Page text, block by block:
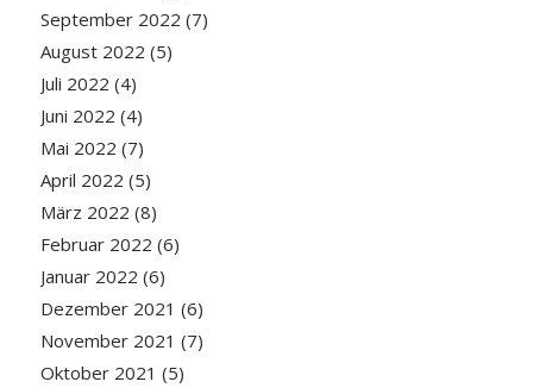
September 2022 (7)
August 2022 (5)
Juli 2022 (4)
Juni 2022 (4)
Mai 2022 (7)
April 2022 (5)
März 2022 (8)
Februar 2022 (6)
Januar 2022 (6)
Dezember 2021 (6)
November 2021 (7)
Oktober 2021 (5)